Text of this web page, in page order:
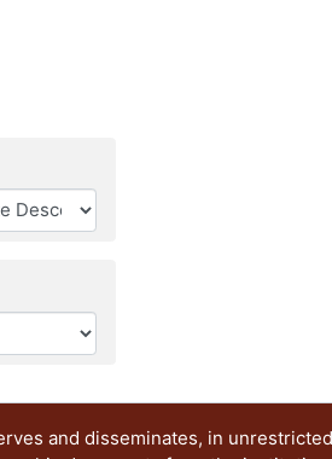
and disseminates, in